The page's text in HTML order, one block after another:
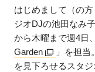
はじめまして（の
ジオDJの池田なみ
から木曜まで週4日
Garden
」を担
を見下ろせるスタ